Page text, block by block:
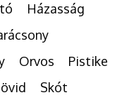
Házasság
Orvos
Pistike
Skót